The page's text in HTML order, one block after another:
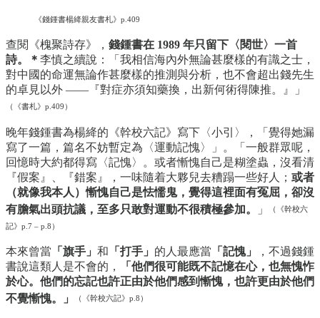
《錢鍾書楊絳親友書札》p.409
查閱《槐聚詩存》， 錢鍾書在 1989 年只留下〈閱世〉一首
詩。＊ 李慎之續說：「我相信海內外無論甚麼樣的有識之士，
對中國的命運無論作甚麼樣的推測與分析，也不會超出錢先生
的卓見以外 ——『對症亦須知藥換，出新何術得陳推。』」
（《書札》p.409）
晚年錢鍾書為楊絳的《幹校六記》寫下〈小引〉，「覺得她漏
寫了一篇，篇名不妨暫定為〈運動記愧〉」。「一般群眾呢，
回憶時大約都得寫〈記愧〉。或者慚愧自己是糊塗蟲，沒看清
『假案』、『錯案』，一味隨着大夥兒去糟蹋一些好人； 或者
（就像我本人）慚愧自己是怯懦鬼，覺得這裡面有冤屈，卻沒
有膽氣出頭抗議，至多只敢對運動不很積極參加。
」 （《幹校六
記》p.7 – p.8）
本來曾當 「旗手」 和 「打手」 的人最應當 「記愧」
，不過錢鍾
書說這類人是不會的，
「他們很可能既不記憶在心，也無愧怍
於心。他們的忘記也許正由於他們感到慚愧，也許更由於他們
不覺慚愧。」
（《幹校六記》p.8）